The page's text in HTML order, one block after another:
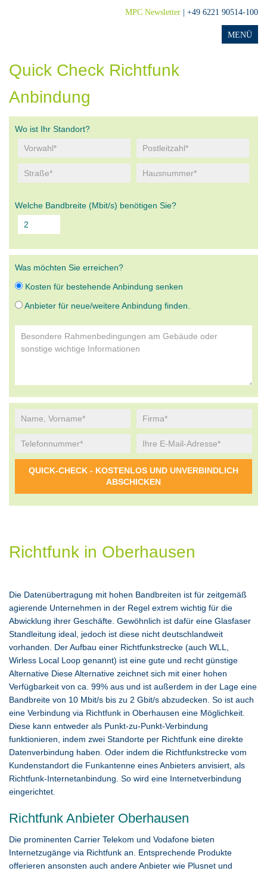
MPC Newsletter | +49 6221 90514-100
Quick Check Richtfunk
Anbindung
Wo ist Ihr Standort?
Welche Bandbreite (Mbit/s) benötigen Sie?
Was möchten Sie erreichen?
Kosten für bestehende Anbindung senken
Anbieter für neue/weitere Anbindung finden.
Richtfunk in Oberhausen
Die Datenübertragung mit hohen Bandbreiten ist für zeitgemäß
agierende Unternehmen in der Regel extrem wichtig für die
Abwicklung ihrer Geschäfte. Gewöhnlich ist dafür eine Glasfaser
Standleitung ideal, jedoch ist diese nicht deutschlandweit
vorhanden. Der Aufbau einer Richtfunkstrecke (auch WLL,
Wirless Local Loop genannt) ist eine gute und recht günstige
Alternative Diese Alternative zeichnet sich mit einer hohen
Verfügbarkeit von ca. 99% aus und ist außerdem in der Lage eine
Bandbreite von 10 Mbit/s bis zu 2 Gbit/s abzudecken. So ist auch
eine Verbindung via Richtfunk in Oberhausen eine Möglichkeit.
Diese kann entweder als Punkt-zu-Punkt-Verbindung
funktionieren, indem zwei Standorte per Richtfunk eine direkte
Datenverbindung haben. Oder indem die Richtfunkstrecke vom
Kundenstandort die Funkantenne eines Anbieters anvisiert, als
Richtfunk-Internetanbindung. So wird eine Internetverbindung
eingerichtet.
Richtfunk Anbieter Oberhausen
Die prominenten Carrier Telekom und Vodafone bieten
Internetzugänge via Richtfunk an. Entsprechende Produkte
offerieren ansonsten auch andere Anbieter wie Plusnet und